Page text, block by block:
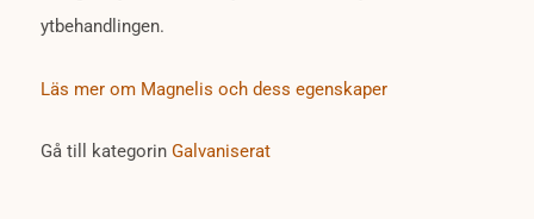
ytbehandlingen.
Läs mer om Magnelis och dess egenskaper
Gå till kategorin Galvaniserat